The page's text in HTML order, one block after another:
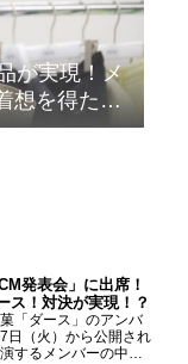
が実現！メ
想を得たデ
発表会」に出席！
ス！対決が実現！？
「ダース」のアンバ
日（火）から公開され
するメンバーの中か